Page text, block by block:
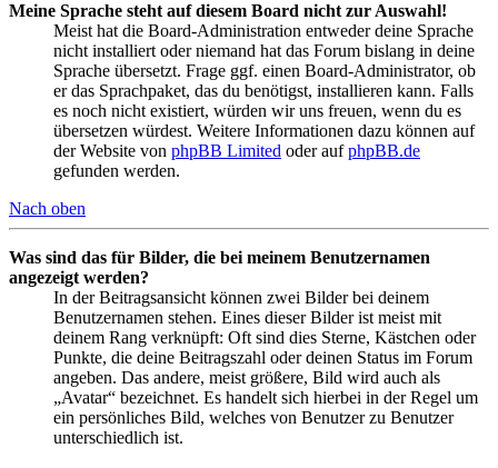
Meine Sprache steht auf diesem Board nicht zur Auswahl!
Meist hat die Board-Administration entweder deine Sprache
nicht installiert oder niemand hat das Forum bislang in deine
Sprache übersetzt. Frage ggf. einen Board-Administrator, ob
er das Sprachpaket, das du benötigst, installieren kann. Falls
es noch nicht existiert, würden wir uns freuen, wenn du es
übersetzen würdest. Weitere Informationen dazu können auf
der Website von phpBB Limited oder aufphpBB.de
gefunden werden.
Nach oben
Was sind das für Bilder, die bei meinem Benutzernamen
angezeigt werden?
In der Beitragsansicht können zwei Bilder bei deinem
Benutzernamen stehen. Eines dieser Bilder ist meist mit
deinem Rang verknüpft: Oft sind dies Sterne, Kästchen oder
Punkte, die deine Beitragszahl oder deinen Status im Forum
angeben. Das andere, meist größere, Bild wird auch als
„Avatar“ bezeichnet. Es handelt sich hierbei in der Regel um
ein persönliches Bild, welches von Benutzer zu Benutzer
unterschiedlich ist.